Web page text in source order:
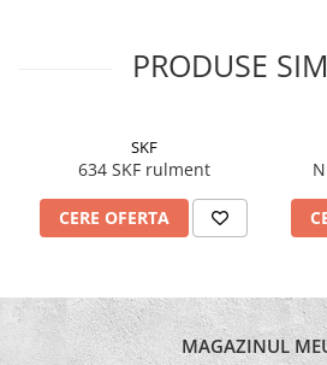
PRODUSE
SKF
634 SKF rulment
CERE OFERTA
MAGAZINUL